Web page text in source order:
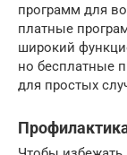
программ для
платные
широкий
но бесплатные
для простых